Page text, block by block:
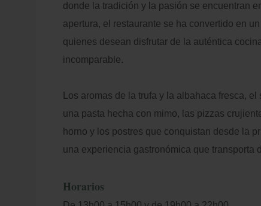
Mejor Precio Garantizado
donde la tradición y la pasión se encuentran
apertura, el restaurante se ha convertido en
quienes desean disfrutar de la auténtica
incomparable.
Los aromas de la trufa y la albahaca fresca,
una pasta hecha con mimo, las pizzas
horno y los postres que conquistan desde la
una experiencia gastronómica que transporta
Horarios